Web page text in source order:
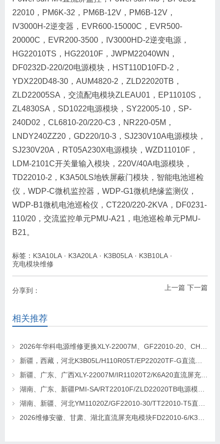
22010，PM6K-32，PM6B-12V，PM6B-12V，
IV3000H-2逆变器，EVR600-15000C，EVR500-
20000C，EVR200-3500，IV3000HD-2逆变电源，
HG22010TS，HG22010F，JWPM22040WN，
DF0232D-220/20电源模块，HST110D10FD-2，
YDX220D48-30，AUM4820-2，ZLD22020TB，
ZLD22005SA，交流配电模块ZLEAU01，EP11010S，
ZL4830SA，SD1022电源模块，SY22005-10，SP-
240D02，CL6810-20/220-C3，NR220-05M，
LNDY240ZZ20，GD220/10-3，SJ230V10A电源模块，
SJ230V20A，RT05A230X电源模块，WZD11010F，
LDM-2101C开关量输入模块，220V/40A电源模块，
TD22010-2，K3A50LS地铁屏蔽门模块，智能电池巡检
仪，WDP-C微机监控器，WDP-G1微机绝缘监测仪，
WDP-B1微机电池巡检仪，CT220/220-2KVA，DF0231-
110/20，交流监控单元PMU-A21，电池巡检单元PMU-
B21。
标签： K3A10LA · K3A20LA · K3B05LA · K3B10LA ·
充电模块维修
上一篇 下一篇
分享到：
相关推荐